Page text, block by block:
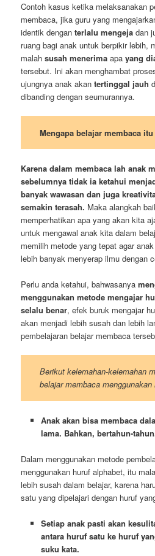
Contoh kasus ketika melaksanakan
membaca, jika guru yang
identik denganterlalu mengeja dan
ruang bagi anak untuk berpikir lebih,
malahsusah menerimaapayang
tersebut. Ini akan menghambat
ujungnya anak akantertinggal jauh
dibanding dengan seumurannya.
Mengapa belajar membaca
Karena dalam membaca lah anak
sebelumnya tidak ia ketahui
banyak wawasan dan juga
semakin terasah. Maka alangkah
memperhatikan apa yang akan kita
untuk mengawal anak kita dalam
memilih metode yang tepat agar
lebih banyak menyerap ilmu dengan
Perlu anda ketahui, bahwasanya
menggunakan metode mengajar
selalu benar, efek buruk mengajar
akan menjadi lebih susah dan lebih
pembelajaran belajar membaca
Berikut kelemahan-kelemahan
belajar membaca
Anak akan bisa membaca
lama. Bahkan, bertahun-
Dalam menggunakan metode
menggunakan huruf alphabet, itu
lebih susah dalam belajar, karena
satu yang dipelajari dengan huruf
Setiap anak pasti akan
antara huruf satu ke huruf
suku kata.